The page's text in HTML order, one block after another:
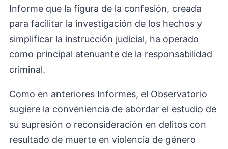
Informe que la figura de la confesión, creada
para facilitar la investigación de los hechos y
simplificar la instrucción judicial, ha operado
como principal atenuante de la responsabilidad
criminal.
Como en anteriores Informes, el Observatorio
sugiere la conveniencia de abordar el estudio de
su supresión o reconsideración en delitos con
resultado de muerte en violencia de género